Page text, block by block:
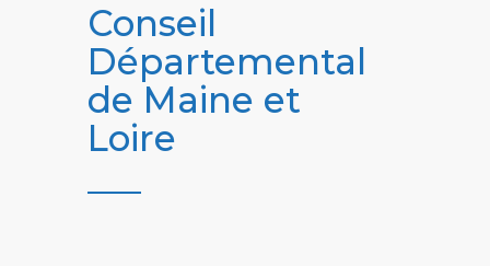
Conseil
Départemental
de Maine et
Loire